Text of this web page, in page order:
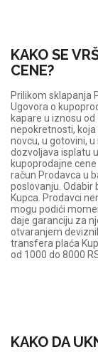
KAKO SE
CENE?
Prilikom sklapanja
Ugovora o
kapare u iznosu
nepokretnosti,
novcu, u gotovini,
dozvoljava isplatu
kupoprodajne
račun Prodavca u
poslovanju. Odabir
Kupca. Prodavci
mogu podići
daje garanciju za
otvaranjem
transfera plaća
od 1000 do 8000
KAKO DA